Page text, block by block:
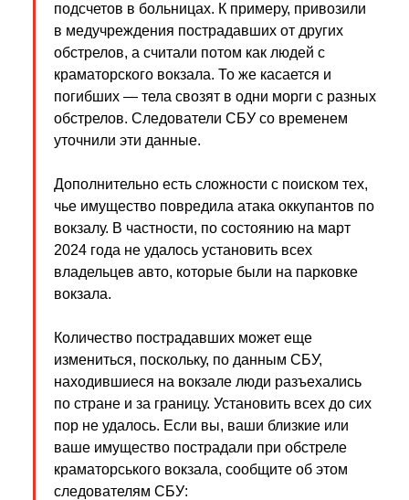
подсчетов в больницах. К примеру, привозили
в медучреждения пострадавших от других
обстрелов, а считали потом как людей с
краматорского вокзала. То же касается и
погибших — тела свозят в одни морги с разных
обстрелов. Следователи СБУ со временем
уточнили эти данные.
Дополнительно есть сложности с поиском тех,
чье имущество повредила атака оккупантов по
вокзалу. В частности, по состоянию на март
2024 года не удалось установить всех
владельцев авто, которые были на парковке
вокзала.
Количество пострадавших может еще
измениться, поскольку, по данным СБУ,
находившиеся на вокзале люди разъехались
по стране и за границу. Установить всех до сих
пор не удалось. Если вы, ваши близкие или
ваше имущество пострадали при обстреле
краматорського вокзала, сообщите об этом
следователям СБУ: